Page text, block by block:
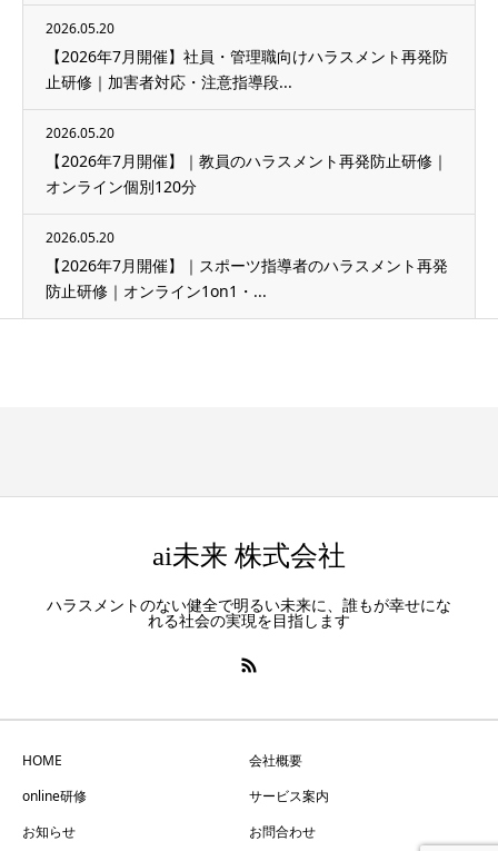
2026.05.20
【2026年7月開催】社員・管理職向けハラスメント再発防
止研修｜加害者対応・注意指導段...
2026.05.20
【2026年7月開催】｜教員のハラスメント再発防止研修｜
オンライン個別120分
2026.05.20
【2026年7月開催】｜スポーツ指導者のハラスメント再発
防止研修｜オンライン1on1・...
ai未来 株式会社
ハラスメントのない健全で明るい未来に、誰もが幸せにな
れる社会の実現を目指します
HOME
会社概要
online研修
サービス案内
お知らせ
お問合わせ